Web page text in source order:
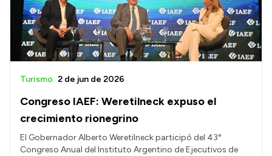
Congreso IAEF: Weretilneck expuso el
crecimiento rionegrino
Turismo 2 de jun de 2026
El Gobernador Alberto Weretilneck participó del 43°
Congreso Anual del Instituto Argentino de Ejecutivos de